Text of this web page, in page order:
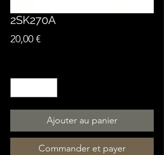
2SK270A
20,00 €Prix
Ajouter au panier
Commander et payer